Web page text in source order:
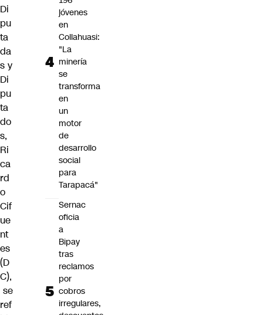
Di
pu
ta
da
s y
Di
pu
ta
do
s,
Ri
ca
rd
o
Cif
ue
nt
es
(D
C),
se
ref
jóvenes
en
Collahuasi:
"La
minería
se
transforma
en
un
motor
de
desarrollo
social
para
Tarapacá"
Sernac
oficia
a
Bipay
tras
reclamos
por
cobros
irregulares,